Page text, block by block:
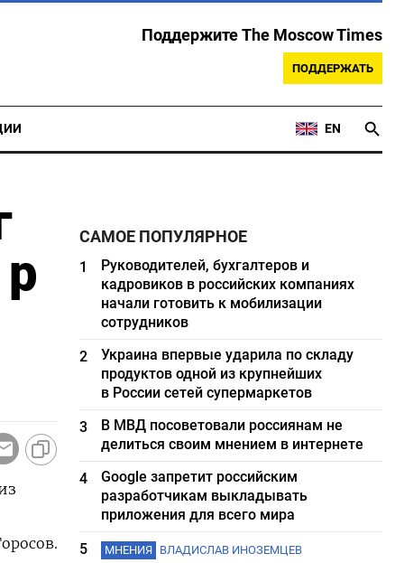
Поддержите The Moscow Times
ПОДДЕРЖАТЬ
EN
САМОЕ ПОПУЛЯРНОЕ
1
Руководителей, бухгалтеров и
кадровиков в российских компаниях
начали готовить к мобилизации
сотрудников
2
Украина впервые ударила по складу
продуктов одной из крупнейших
в России сетей супермаркетов
3
В МВД посоветовали россиянам не
делиться своим мнением в интернете
4
Google запретит российским
разработчикам выкладывать
приложения для всего мира
5
МНЕНИЯ ВЛАДИСЛАВ ИНОЗЕМЦЕВ